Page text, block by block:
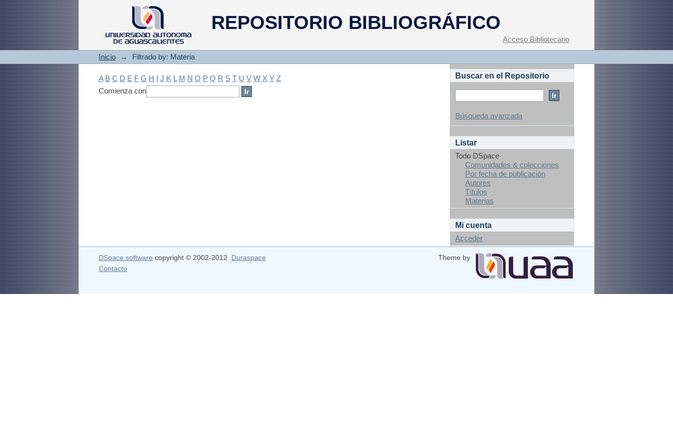
REPOSITORIO BIBLIOGRÁFICO
Filtrado by: Materia
Acceso Bibliotecario
Inicio → Filtrado by: Materia
A B C D E F G H I J K L M N O P Q R S T U V W X Y Z
Comienza con
Buscar en el Repositorio
Búsqueda avanzada
Listar
Todo DSpace
Comunidades & colecciones
Por fecha de publicación
Autores
Títulos
Materias
Mi cuenta
Acceder
DSpace software copyright © 2002-2012 Duraspace
Theme by
Contacto